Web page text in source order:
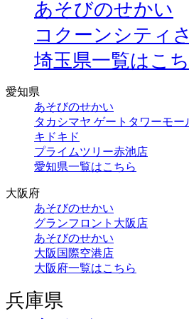
あそびのせかい
コクーンシティ
埼玉県一覧はこ
愛知県
あそびのせかい
タカシマヤ ゲートタワーモー
キドキド
プライムツリー赤池店
愛知県一覧はこちら
大阪府
あそびのせかい
グランフロント大阪店
あそびのせかい
大阪国際空港店
大阪府一覧はこちら
兵庫県